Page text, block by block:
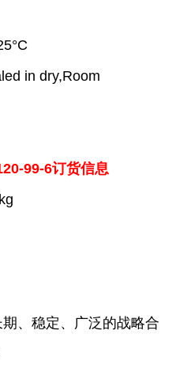
in dry,Room
99-6订货信息
、稳定、广泛的战略合